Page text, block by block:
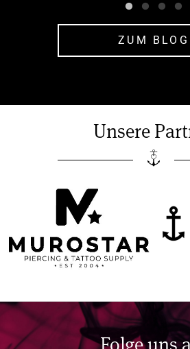
ZUM BLOG
Unsere
Folge uns